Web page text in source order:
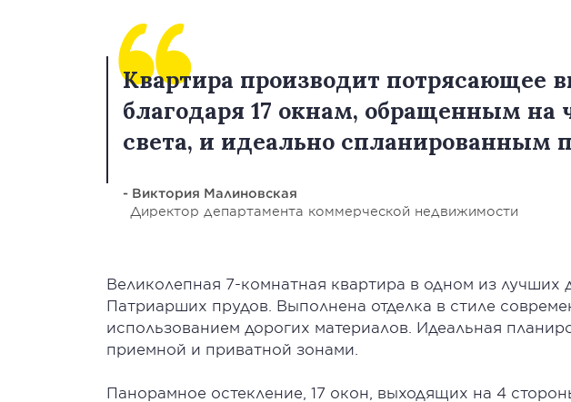
Квартира производит потрясающее
благодаря 17 окнам, обращенным на
света, и идеально
- Виктория Малиновская
Директор департамента коммерческой недвижимости
Великолепная 7-комнатная квартира в одном из лучших
Патриарших прудов. Выполнена отделка в стиле
использованием дорогих материалов. Идеальная
приемной и приватной зонами.
Панорамное остекление, 17 окон, выходящих на 4